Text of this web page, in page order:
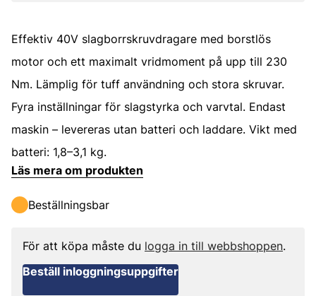
Effektiv 40V slagborrskruvdragare med borstlös
motor och ett maximalt vridmoment på upp till 230
Nm. Lämplig för tuff användning och stora skruvar.
Fyra inställningar för slagstyrka och varvtal. Endast
maskin – levereras utan batteri och laddare. Vikt med
batteri: 1,8–3,1 kg.
Läs mera om produkten
Beställningsbar
För att köpa måste du logga in till webbshoppen.
Beställ inloggningsuppgifter